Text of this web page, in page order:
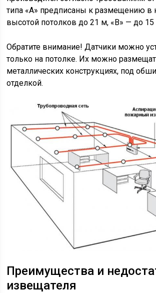
типа «А» предписаны к размещению в
высотой потолков до 21 м, «В» — до
Обратите внимание! Датчики можно
только на потолке. Их можно
металлических конструкциях, под
отделкой.
Преимущества и
извещателя